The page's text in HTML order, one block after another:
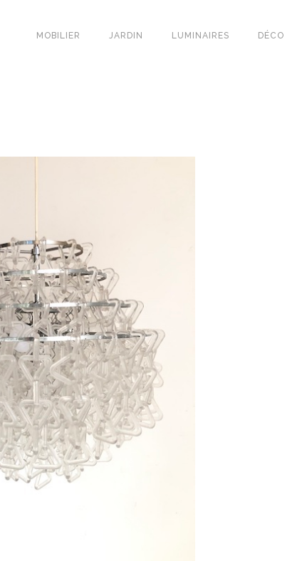
MOBILIER JARDIN LUMINAIRES DÉCO